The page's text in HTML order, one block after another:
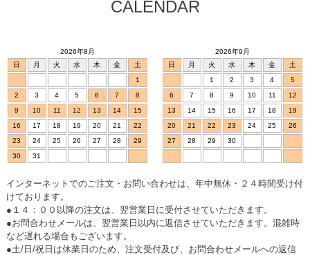
CALENDAR
2026年8月
日
月 火 水 木 金
土
1
2
3 4 5 6 7
8
9
10 11 12 13 14
15
16
17 18 19 20 21
22
23
24 25 26 27 28
29
30
31
2026年9月
日
月 火 水 木 金
土
1
2 3 4
5
6
7 8 9 10 11
12
13
14 15 16 17 18
19
20
21 22 23 24 25
26
27
28 29 30
インターネットでのご注文・お問い合わせは、年中無休・２４時間受け付
けております。
●１４：００以降の注文は、翌営業日に受付させていただきます。
●お問合わせメールは、翌営業日以内に返信させていただきます。混雑時
など遅れる場合もございます。
●土/日/祝日は休業日のため、注文受付及び、お問合わせメールへの返信